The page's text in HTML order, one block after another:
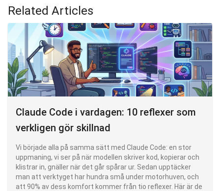
Related Articles
Claude Code i vardagen: 10 reflexer som
verkligen gör skillnad
Vi började alla på samma sätt med Claude Code: en stor
uppmaning, vi ser på när modellen skriver kod, kopierar och
klistrar in, gnäller när det går spårar ur. Sedan upptäcker
man att verktyget har hundra små under motorhuven, och
att 90% av dess komfort kommer från tio reflexer. Här är de